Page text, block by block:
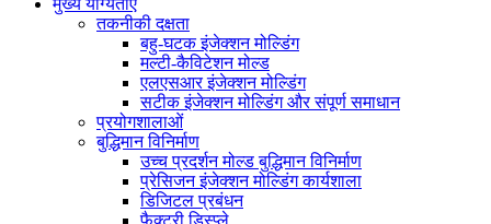
मुख्य योग्यताएँ
तकनीकी दक्षता
बहु-घटक इंजेक्शन मोल्डिंग
मल्टी-कैविटेशन मोल्ड
एलएसआर इंजेक्शन मोल्डिंग
सटीक इंजेक्शन मोल्डिंग और संपूर्ण समाधान
प्रयोगशालाओं
बुद्धिमान विनिर्माण
उच्च प्रदर्शन मोल्ड बुद्धिमान विनिर्माण
प्रेसिजन इंजेक्शन मोल्डिंग कार्यशाला
डिजिटल प्रबंधन
फ़ैक्टरी डिस्प्ले